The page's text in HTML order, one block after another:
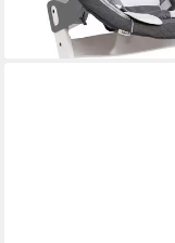
-14%
lieferbar - in 3-4